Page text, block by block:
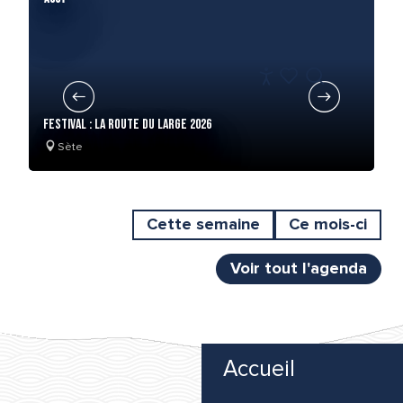
Accueil
Accessibilité
Voir les favoris
Recherche
Pour les enfants
FESTIVAL : LA ROUTE DU LARGE 2026
Sète
Cette semaine Ce mois-ci
Voir tout l'agenda